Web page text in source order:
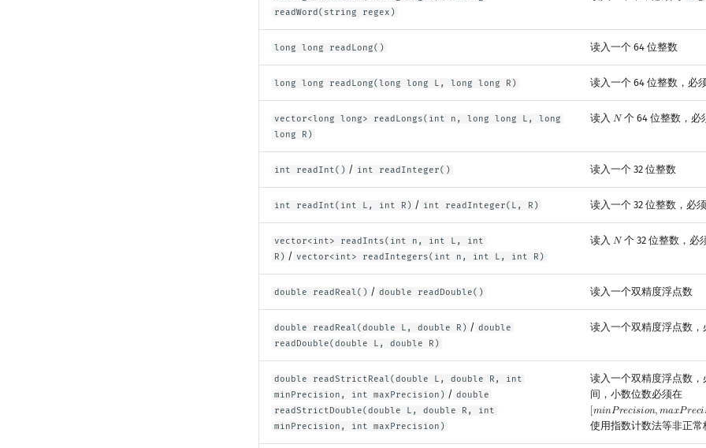
readWord(string regex)
long long readLong() 读入一个 64 位整数
long long readLong(long long L, long long R) 读入一个 64 位整数，必
vector<long long> readLongs(int n, long long L, long
long R)
读入 𝑁
N 个 64 位整数，必
int readInt() / int readInteger() 读入一个 32 位整数
int readInt(int L, int R) / int readInteger(L, R) 读入一个 32 位整数，必
vector<int> readInts(int n, int L, int
R) / vector<int> readIntegers(int n, int L, int R)
读入 𝑁
N 个 32 位整数，必
double readReal() / double readDouble() 读入一个双精度浮点数
double readReal(double L, double R) / double
readDouble(double L, double R)
读入一个双精度浮点数，
double readStrictReal(double L, double R, int
minPrecision, int maxPrecision) / double
readStrictDouble(double L, double R, int
minPrecision, int maxPrecision)
读入一个双精度浮点数，
间，小数位数必须在
[𝑚𝑖𝑛𝑃𝑟𝑒𝑐𝑖𝑠𝑖𝑜𝑛,𝑚𝑎𝑥𝑃𝑟𝑒𝑐𝑖
[minPrecision,maxPrecisi
使用指数计数法等非正常